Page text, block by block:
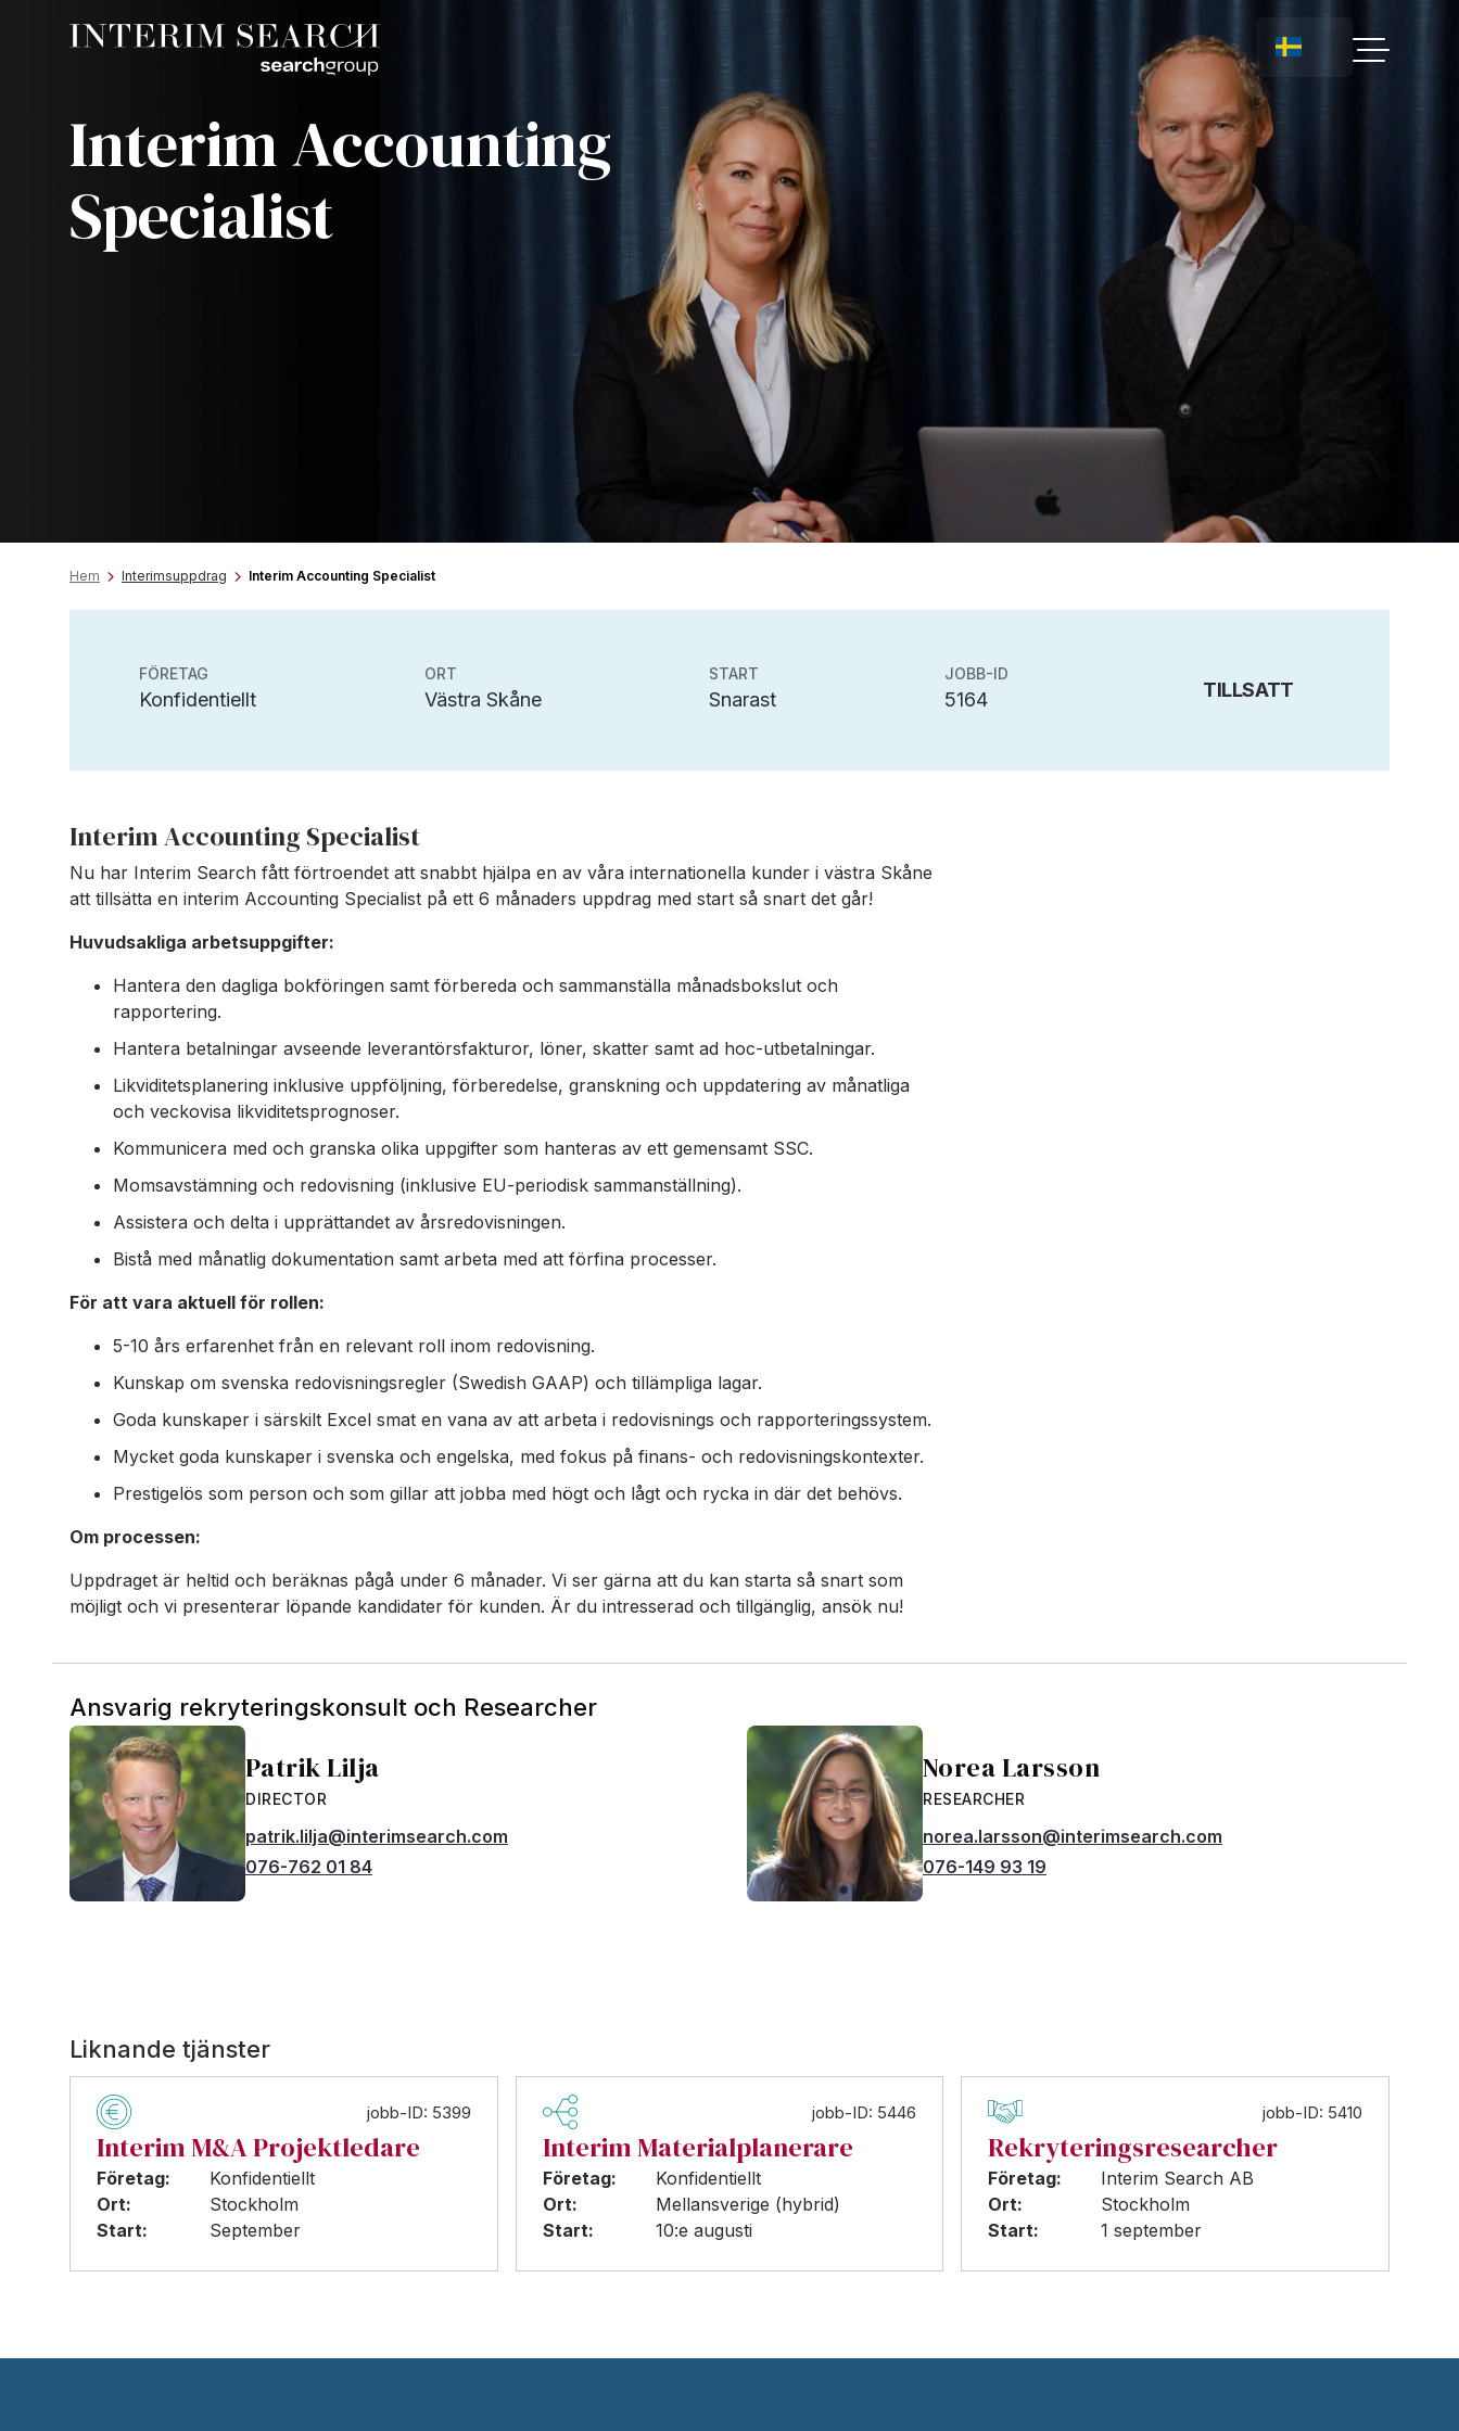
Interim Accounting
Specialist
Hem Interimsuppdrag Interim Accounting Specialist
FÖRETAG
Konfidentiellt
ORT
Västra Skåne
START
Snarast
JOBB-ID
5164 TILLSATT
Interim Accounting Specialist
Nu har Interim Search fått förtroendet att snabbt hjälpa en av våra internationella kunder i västra Skåne
att tillsätta en interim Accounting Specialist på ett 6 månaders uppdrag med start så snart det går!
Huvudsakliga arbetsuppgifter:
Hantera den dagliga bokföringen samt förbereda och sammanställa månadsbokslut och
rapportering.
Hantera betalningar avseende leverantörsfakturor, löner, skatter samt ad hoc-utbetalningar.
Likviditetsplanering inklusive uppföljning, förberedelse, granskning och uppdatering av månatliga
och veckovisa likviditetsprognoser.
Kommunicera med och granska olika uppgifter som hanteras av ett gemensamt SSC.
Momsavstämning och redovisning (inklusive EU-periodisk sammanställning).
Assistera och delta i upprättandet av årsredovisningen.
Bistå med månatlig dokumentation samt arbeta med att förfina processer.
För att vara aktuell för rollen:
5-10 års erfarenhet från en relevant roll inom redovisning.
Kunskap om svenska redovisningsregler (Swedish GAAP) och tillämpliga lagar.
Goda kunskaper i särskilt Excel smat en vana av att arbeta i redovisnings och rapporteringssystem.
Mycket goda kunskaper i svenska och engelska, med fokus på finans- och redovisningskontexter.
Prestigelös som person och som gillar att jobba med högt och lågt och rycka in där det behövs.
Om processen:
Uppdraget är heltid och beräknas pågå under 6 månader. Vi ser gärna att du kan starta så snart som
möjligt och vi presenterar löpande kandidater för kunden. Är du intresserad och tillgänglig, ansök nu!
Ansvarig rekryteringskonsult och Researcher
Patrik Lilja
DIRECTOR
patrik.lilja@interimsearch.com
076-762 01 84
Norea Larsson
RESEARCHER
norea.larsson@interimsearch.com
076-149 93 19
Liknande tjänster
jobb-ID: 5399
Interim M&A Projektledare
Företag:
Konfidentiellt
Ort:
Stockholm
Start:
September
jobb-ID: 5446
Interim Materialplanerare
Företag:
Konfidentiellt
Ort:
Mellansverige (hybrid)
Start:
10:e augusti
jobb-ID: 5410
Rekryteringsresearcher
Företag:
Interim Search AB
Ort:
Stockholm
Start:
1 september